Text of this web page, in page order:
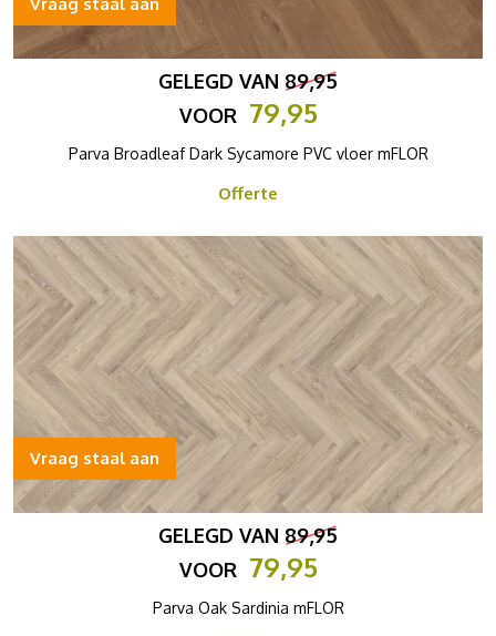
GELEGD VAN 89,95
VOOR 79,95
Parva Broadleaf Dark Sycamore PVC vloer mFLOR
Offerte
GELEGD VAN 89,95
VOOR 79,95
Parva Oak Sardinia mFLOR
Vraag staal aan